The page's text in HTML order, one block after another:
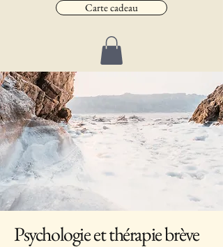
Carte cadeau
Psychologie et thérapie brève